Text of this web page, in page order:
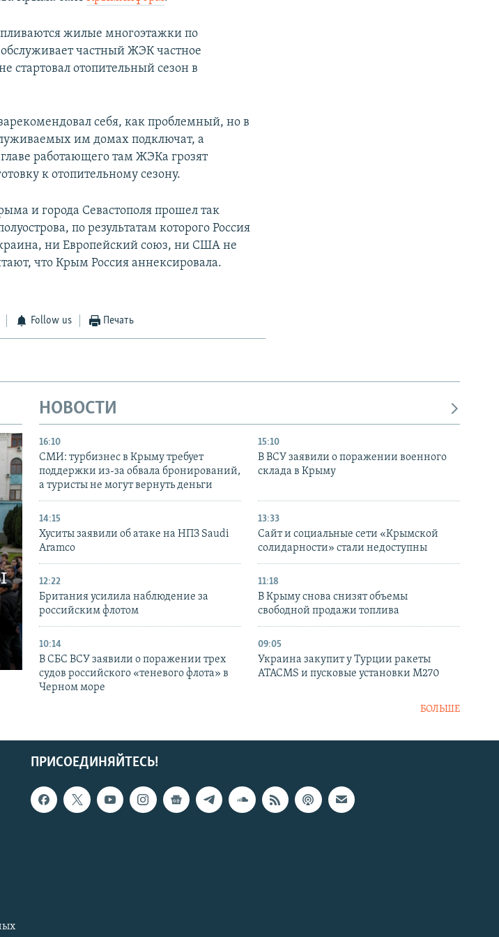
жилые многоэтажки по
частный ЖЭК частное
стартовал отопительный сезон в
себя, как проблемный, но в
им домах подключат, а
работающего там ЖЭКа грозят
к отопительному сезону.
и города Севастополя прошел так
по результатам которого Россия
ни Европейский союз, ни США не
что Крым Россия аннексировала.
Follow us Печать
НОВОСТИ
16:10
СМИ: турбизнес в Крыму требует
поддержки из-за обвала бронирований,
а туристы не могут вернуть деньги
15:10
В ВСУ заявили о поражении военного
склада в Крыму
14:15
Хуситы заявили об атаке на НПЗ Saudi
Aramco
13:33
Сайт и социальные сети «Крымской
солидарности» стали недоступны
12:22
Британия усилила наблюдение за
российским флотом
11:18
В Крыму снова снизят объемы
свободной продажи топлива
10:14
В СБС ВСУ заявили о поражении трех
судов российского «теневого флота» в
Черном море
09:05
Украина закупит у Турции ракеты
ATACMS и пусковые установки M270
БОЛЬШЕ
ПРИСОЕДИНЯЙТЕСЬ!